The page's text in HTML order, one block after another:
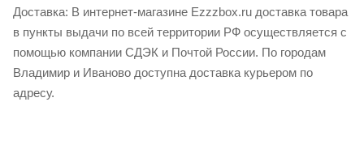
Доставка: В интернет-магазине Ezzzbox.ru доставка товара
в пункты выдачи по всей территории РФ осуществляется с
помощью компании СДЭК и Почтой России. По городам
Владимир и Иваново доступна доставка курьером по
адресу.